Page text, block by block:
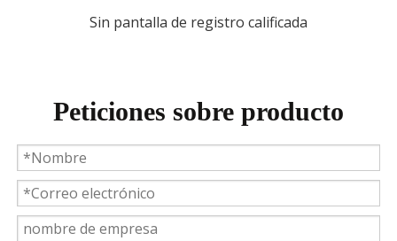
Weyeah Power, 25 de diciembre de 2023 - En esta
Sin pantalla de registro calificada
Peticiones sobre producto